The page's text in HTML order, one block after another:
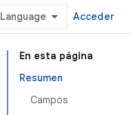
Acceder
En esta página
Resumen
Campos